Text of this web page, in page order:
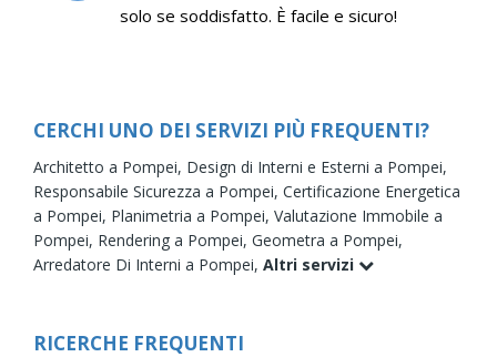
solo se soddisfatto. È facile e sicuro!
CERCHI UNO DEI SERVIZI PIÙ FREQUENTI?
Architetto a Pompei, Design di Interni e Esterni a Pompei,
Responsabile Sicurezza a Pompei, Certificazione Energetica
a Pompei, Planimetria a Pompei, Valutazione Immobile a
Pompei, Rendering a Pompei, Geometra a Pompei,
Arredatore Di Interni a Pompei, Altri servizi
RICERCHE FREQUENTI